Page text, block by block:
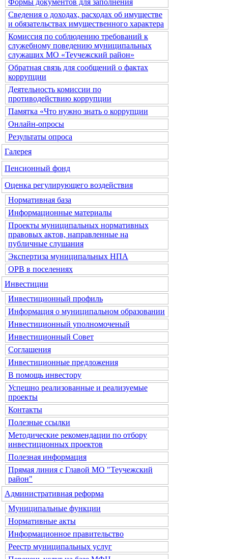
Формы документов для заполнения
Сведения о доходах, расходах об имуществе
и обязательствах имущественного характера
Комиссия по соблюдению требований к
служебному поведению муниципальных
служащих МО «Теучежский район»
Обратная связь для сообщений о фактах
коррупции
Деятельность комиссии по
противодействию коррупции
Памятка «Что нужно знать о коррупции
Онлайн-опросы
Результаты опроса
Галерея
Пенсионный фонд
Оценка регулирующего воздействия
Нормативная база
Информационные материалы
Проекты муниципальных нормативных
правовых актов, направленные на
публичные слушания
Экспертиза муниципальных НПА
ОРВ в поселениях
Инвестиции
Инвестиционный профиль
Информация о муниципальном образовании
Инвестиционный уполномоченый
Инвестиционный Совет
Соглашения
Инвестиционные предложения
В помощь инвестору
Успешно реализованные и реализуемые
проекты
Контакты
Полезные ссылки
Методические рекомендации по отбору
инвестиционных проектов
Полезная информация
Прямая линия с Главой МО "Теучежский
район"
Административная реформа
Муниципальные функции
Нормативные акты
Информационное правительство
Реестр муниципальных услуг